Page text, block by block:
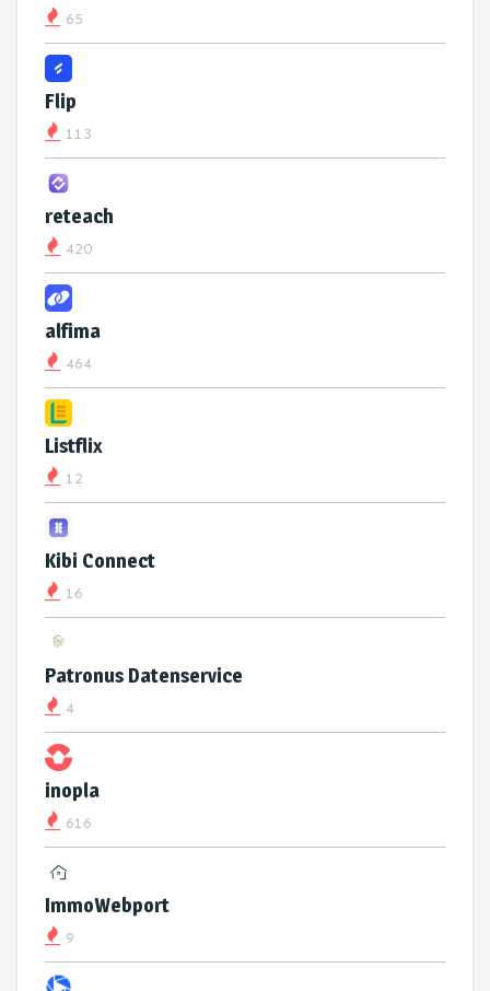
65
Flip
113
reteach
420
alfima
464
Listflix
12
Kibi Connect
16
Patronus Datenservice
4
inopla
616
ImmoWebport
9